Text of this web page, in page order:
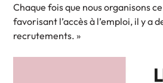
Chaque fois que nous organisons
favorisant l’accès à l’emploi, il y a
recrutements. »